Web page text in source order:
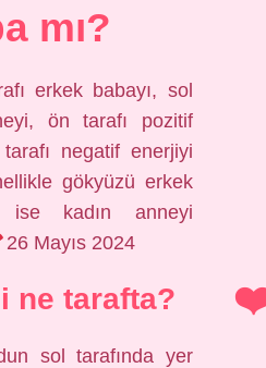
mı?
erkek babayı, sol
ön tarafı pozitif
negatif enerjiyi
gökyüzü erkek
ise kadın anneyi
26 Mayıs 2024
ne tarafta?
sol tarafında yer